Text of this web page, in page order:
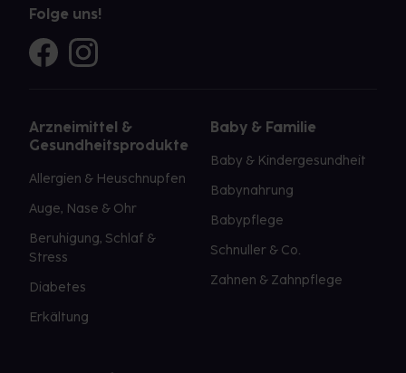
Folge uns!
Arzneimittel &
Gesundheitsprodukte
Allergien & Heuschnupfen
Auge, Nase & Ohr
Beruhigung, Schlaf &
Stress
Diabetes
Erkältung
Baby & Familie
Baby & Kindergesundheit
Babynahrung
Babypflege
Schnuller & Co.
Zahnen & Zahnpflege